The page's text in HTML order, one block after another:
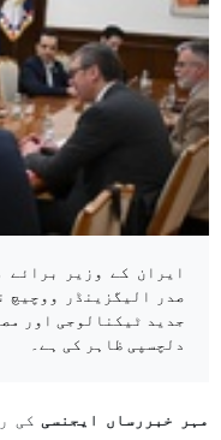
ایران کے وزیر برائے
صدر الیگزینڈر ووچیچ
جدید ٹیکنالوجی اور
دلچسپی ظاہر کی ہے۔
مہر خبررساں ایجنسی کی